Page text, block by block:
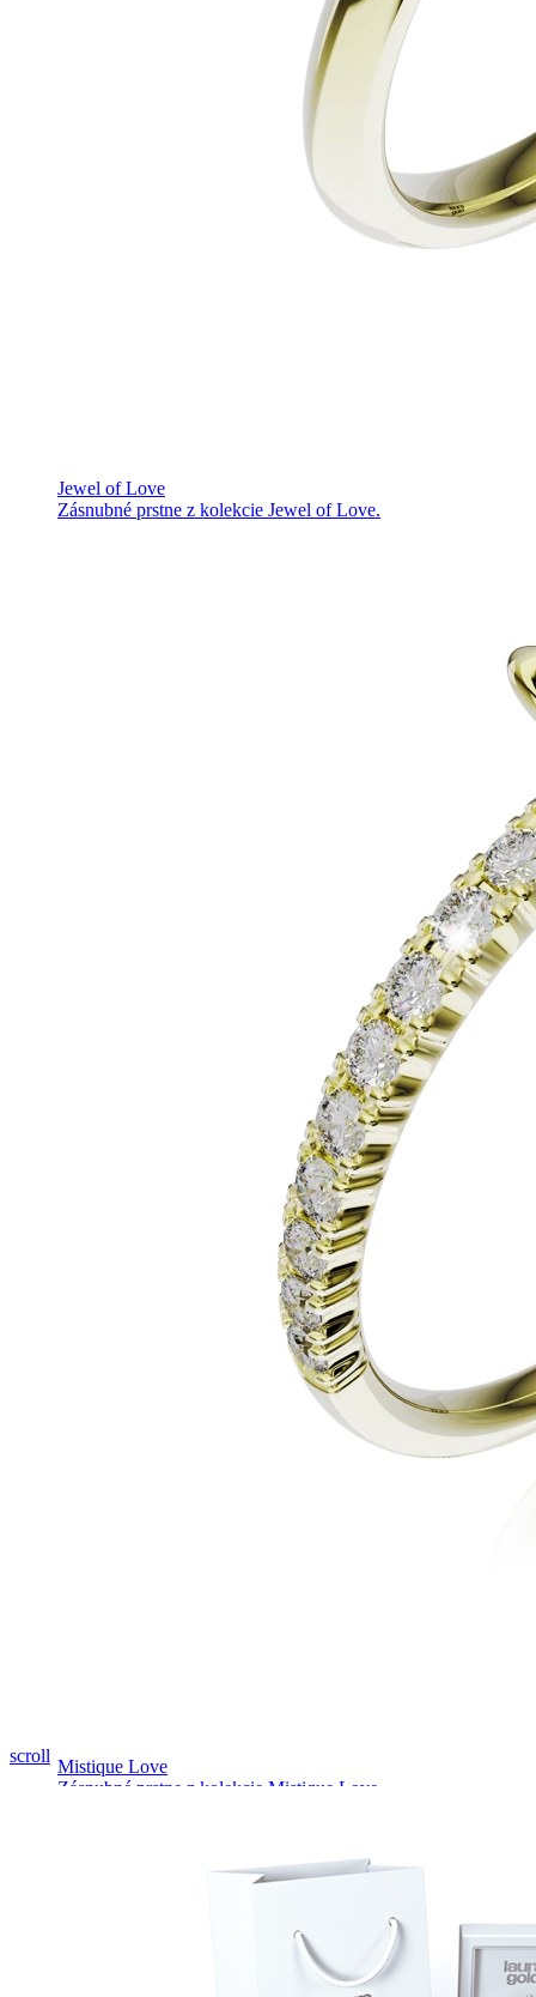
Jewel of Love
Zásnubné prstne z kolekcie Jewel of Love.
Mistique Love
Zásnubné prstne z kolekcie Mistique Love.
scroll